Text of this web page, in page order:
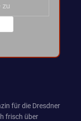
zu
für die Dresdner
frisch über